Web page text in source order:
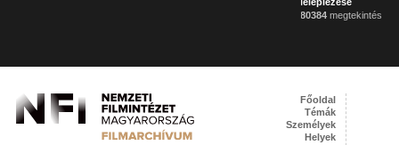
80384 megtekintés
Főoldal
Témák
Személyek
Helyek